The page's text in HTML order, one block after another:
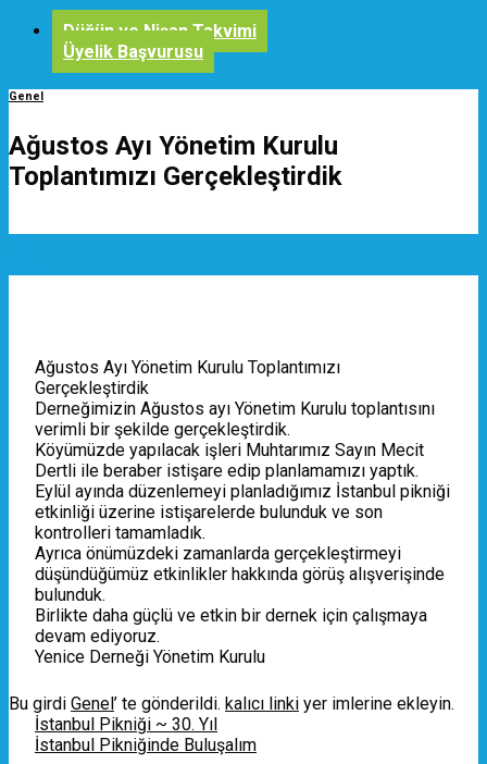
Düğün ve Nişan Takvimi
Üyelik Başvurusu
Genel
Ağustos Ayı Yönetim Kurulu
Toplantımızı Gerçekleştirdik
Ağustos Ayı Yönetim Kurulu Toplantımızı
Gerçekleştirdik
Derneğimizin Ağustos ayı Yönetim Kurulu toplantısını
verimli bir şekilde gerçekleştirdik.
Köyümüzde yapılacak işleri Muhtarımız Sayın Mecit
Dertli ile beraber istişare edip planlamamızı yaptık.
Eylül ayında düzenlemeyi planladığımız İstanbul pikniği
etkinliği üzerine istişarelerde bulunduk ve son
kontrolleri tamamladık.
Ayrıca önümüzdeki zamanlarda gerçekleştirmeyi
düşündüğümüz etkinlikler hakkında görüş alışverişinde
bulunduk.
Birlikte daha güçlü ve etkin bir dernek için çalışmaya
devam ediyoruz.
Yenice Derneği Yönetim Kurulu
Bu girdi Genel’ te gönderildi. kalıcı linki yer imlerine ekleyin.
İstanbul Pikniği ~ 30. Yıl
İstanbul Pikniğinde Buluşalım